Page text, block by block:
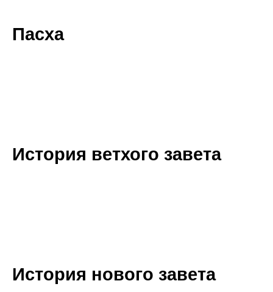
Пасха
История ветхого завета
История нового завета